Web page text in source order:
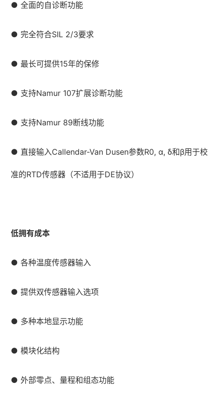
● 全面的自诊断功能
● 完全符合SIL 2/3要求
● 最长可提供15年的保修
● 支持Namur 107扩展诊断功能
● 支持Namur 89断线功能
● 直接输入Callendar-Van Dusen参数R0, α, δ和β用于校
准的RTD传感器（不适用于DE协议）
低拥有成本
● 各种温度传感器输入
● 提供双传感器输入选项
● 多种本地显示功能
● 模块化结构
● 外部零点、量程和组态功能